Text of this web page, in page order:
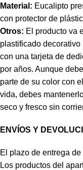
Material: Eucalipto
con protector de
Otros: El producto va
plastificado
con una tarjeta de
por años. Aunque
parte de su color con
vida, debes
seco y fresco sin
ENVÍOS Y
El plazo de entrega
Los productos del